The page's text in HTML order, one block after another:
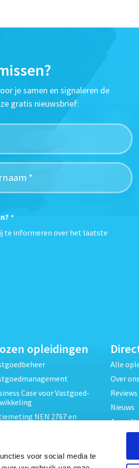
voor social media te
je samen en signaleren de
gratis nieuwsbrief:
*
te informeren over het laatste
opleidingen
Case voor Vastgoed-
NEN 2767 en
Woningen
Alle
Over ons
Reviews
Nieuws